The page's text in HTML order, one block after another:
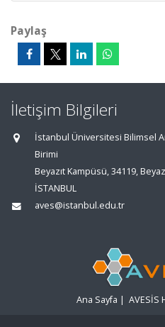
Paylaş
İletişim Bilgileri
İstanbul Üniversitesi Bilimsel
Birimi
Beyazıt Kampüsü, 34119,
İSTANBUL
aves@istanbul.edu.tr
Ana Sayfa | AVESİS